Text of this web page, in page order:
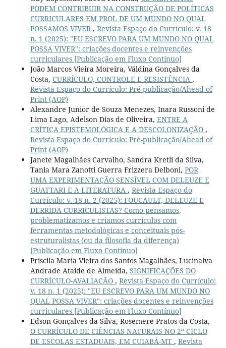
PODEM CONTRIBUIR NA CONSTRUÇÃO DE POLÍTICAS
CURRICULARES EM PROL DE UM MUNDO NO QUAL
POSSAMOS VIVER, Revista Espaço do Currículo: v. 18
n. 1 (2025): "EU ESCREVO PARA UM MUNDO NO QUAL
POSSA VIVER": criações docentes e reinvenções
curriculares [Publicação em Fluxo Contínuo]
João Marcos Vieira Moreira, Váldina Gonçalves da
Costa, CURRÍCULO, CONTROLE E RESISTÊNCIA ,
Revista Espaço do Currículo: Pré-publicação/Ahead of
Print (AOP)
Alexandre Junior de Souza Menezes, Inara Russoni de
Lima Lago, Adelson Dias de Oliveira, ENTRE A
CRÍTICA EPISTEMOLÓGICA E A DESCOLONIZAÇÃO ,
Revista Espaço do Currículo: Pré-publicação/Ahead of
Print (AOP)
Janete Magalhães Carvalho, Sandra Kretli da Silva,
Tania Mara Zanotti Guerra Frizzera Delboni, POR
UMA EXPERIMENTAÇÃO SENSÍVEL COM DELEUZE E
GUATTARI E A LITERATURA , Revista Espaço do
Currículo: v. 18 n. 2 (2025): FOUCAULT, DELEUZE E
DERRIDA CURRICULISTAS? Como pensamos,
problematizamos e criamos currículos com
ferramentas metodológicas e conceituais pós-
estruturalistas (ou da filosofia da diferença)
[Publicação em Fluxo Contínuo]
Priscila Maria Vieira dos Santos Magalhães, Lucinalva
Andrade Ataide de Almeida, SIGNIFICAÇÕES DO
CURRÍCULO-AVALIAÇÃO , Revista Espaço do Currículo:
v. 18 n. 1 (2025): "EU ESCREVO PARA UM MUNDO NO
QUAL POSSA VIVER": criações docentes e reinvenções
curriculares [Publicação em Fluxo Contínuo]
Edson Gonçalves da Silva, Rosemere Pratos da Costa,
O CURRÍCULO DE CIÊNCIAS NATURAIS NO 2º CICLO
DE ESCOLAS ESTADUAIS, EM CUIABÁ-MT , Revista